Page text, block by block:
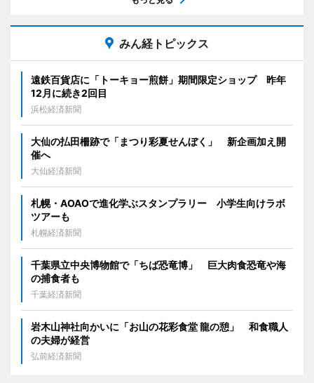
みん経トピックス
遠鉄百貨店に「トーキョー煎餅」期間限定ショップ 昨年
12月に続き2回目
浜松経済新聞
大仙の払田柵跡で「まつり彩夏せんぼく」 新企画加え開
催へ
大仙経済新聞
札幌・AOAOで進化学ぶスタンプラリー 小学生向けラボ
ツアーも
札幌経済新聞
千葉県立中央博物館で「ちば恐竜博」 巨大肉食恐竜や海
の捕食者も
千葉経済新聞
岩木山神社向かいに「お山の花彩食堂 龍の憩」 和食職人
の夫婦が経営
弘前経済新聞